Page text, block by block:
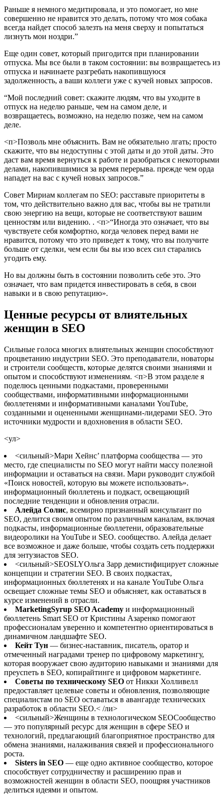
Раньше я немного медитировала, и это помогает, но мне
совершенно не нравится это делать, потому что моя собака
всегда найдет способ залезть на меня сверху и попытаться
лизнуть мои ноздри.”
Еще один совет, который пригодится при планировании
отпуска. Мы все были в таком состоянии: вы возвращаетесь из
отпуска и начинаете разгребать накопившуюся
задолженность, а ваши коллеги уже с кучей новых запросов.
“Мой последний совет: скажите людям, что вы уходите в
отпуск на неделю раньше, чем на самом деле, и
возвращаетесь, возможно, на неделю позже, чем на самом
деле.
<п>Позволь мне объяснить. Вам не обязательно лгать; просто
скажите, что вы недоступны с этой даты и до этой даты. Это
даст вам время вернуться к работе и разобраться с некоторыми
делами, накопившимися за время перерыва. прежде чем орда
нападет на вас с кучей новых запросов.”
Совет Мириам коллегам по SEO: расставьте приоритеты в
том, что действительно важно для вас, чтобы вы не тратили
свою энергию на вещи, которые не соответствуют вашим
ценностям или видению. . <п>“Иногда это означает, что вы
чувствуете себя комфортно, когда человек перед вами не
нравится, потому что это приведет к тому, что вы получите
больше от сделки, чем если бы вы изо всех сил старались
угодить ему.
Но вы должны быть в состоянии позволить себе это. Это
означает, что вам придется инвестировать в себя, в свои
навыки и в свою репутацию».
Ценные ресурсы от влиятельных
женщин в SEO
Сильные голоса многих влиятельных женщин способствуют
процветанию индустрии SEO. Это преподаватели, новаторы
и строители сообществ, которые делятся своими знаниями и
опытом и способствуют изменениям. <п>В этом разделе я
поделюсь ценными подкастами, проверенными
сообществами, информативными информационными
бюллетенями и информативными каналами YouTube,
созданными и оцененными женщинами-лидерами SEO. Это
источники мудрости и вдохновения в области SEO.
<ул>
<сильный>Мари Хейнс’ платформа сообщества — это
место, где специалисты по SEO могут найти массу полезной
информации и оставаться на связи. Мари руководит службой
«Поиск новостей, которую вы можете использовать».
информационный бюллетень и подкаст, освещающий
последние тенденции и обновления отрасли.
Алейда Солис, всемирно признанный консультант по
SEO, делится своим опытом по различным каналам, включая
подкасты, информационные бюллетени, образовательные
видеоролики на YouTube и SEO. сообщество. Алейда делает
все возможное и даже больше, чтобы создать сеть поддержки
для энтузиастов SEO.
<сильный>SEOSLYОльга Зарр демистифицирует сложные
концепции и стратегии SEO. В своих подкастах,
информационных бюллетенях и на канале YouTube Ольга
освещает сложные темы SEO и объясняет, как оставаться в
курсе изменений в отрасли.
MarketingSyrup SEO Academy и информационный
бюллетень Smart SEO от Кристины Азаренко помогают
профессионалам уверенно и компетентно ориентироваться в
динамичном ландшафте SEO.
Кейт Тун — бизнес-наставник, писатель, оратор и
отмеченный наградами тренер по цифровому маркетингу,
которая вооружает свою аудиторию навыками и знаниями для
преуспеть в SEO, копирайтинге и цифровом маркетинге.
Советы по техническому SEO от Никки Холливелл
предоставляет целевые советы и обновления, позволяющие
специалистам по SEO оставаться в авангарде технических
разработок в области SEO.< /ли>
<сильный>Женщины в технологическом SEOСообщество
— это популярный ресурс для женщин в сфере SEO и
технологий, предлагающий благоприятное пространство для
обмена знаниями, налаживания связей и профессионального
роста.
Sisters in SEO — еще одно активное сообщество, которое
способствует сотрудничеству и расширению прав и
возможностей женщин в области SEO, поощряя участников
делиться идеями и опытом.